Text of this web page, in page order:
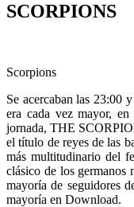
SCORPIONS
Scorpions
Se acercaban las 23:00
era cada vez mayor,
jornada, THE
el título de reyes de las
más multitudinario del
clásico de los germanos
mayoría de seguidores
mayoría en Download.